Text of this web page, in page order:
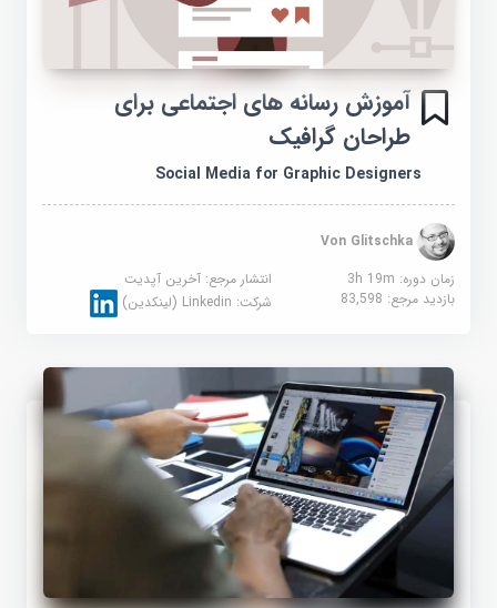
آموزش رسانه های اجتماعی برای
طراحان گرافیک
Social Media for Graphic Designers
Von Glitschka
زمان دوره: 3h 19m
انتشار مرجع:آخرین آپدیت
بازدید مرجع:83,598 شرکت:Linkedin (لینکدین)